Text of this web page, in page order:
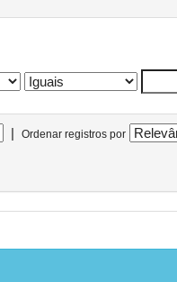
| Ordenar registros por